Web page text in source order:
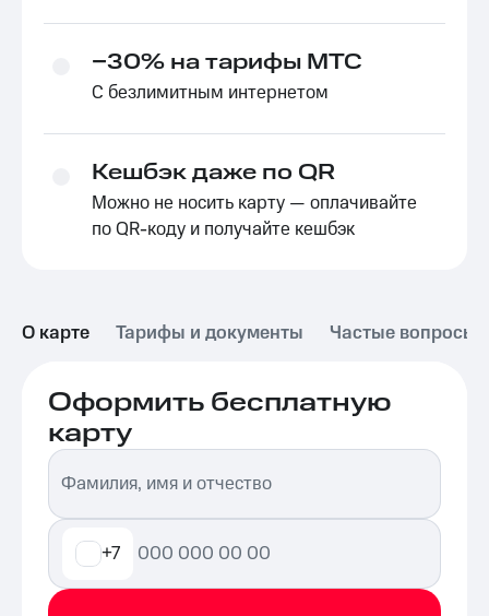
−30% на тарифы МТС
С безлимитным интернетом
Кешбэк даже по QR
Можно не носить карту — оплачивайте
по QR-коду и получайте кешбэк
О карте Тарифы и документы Частые вопросы
Оформить бесплатную
карту
Фамилия, имя и отчество
+7